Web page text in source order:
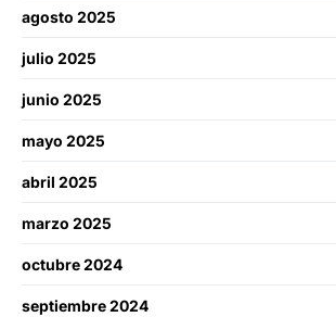
agosto 2025
julio 2025
junio 2025
mayo 2025
abril 2025
marzo 2025
octubre 2024
septiembre 2024